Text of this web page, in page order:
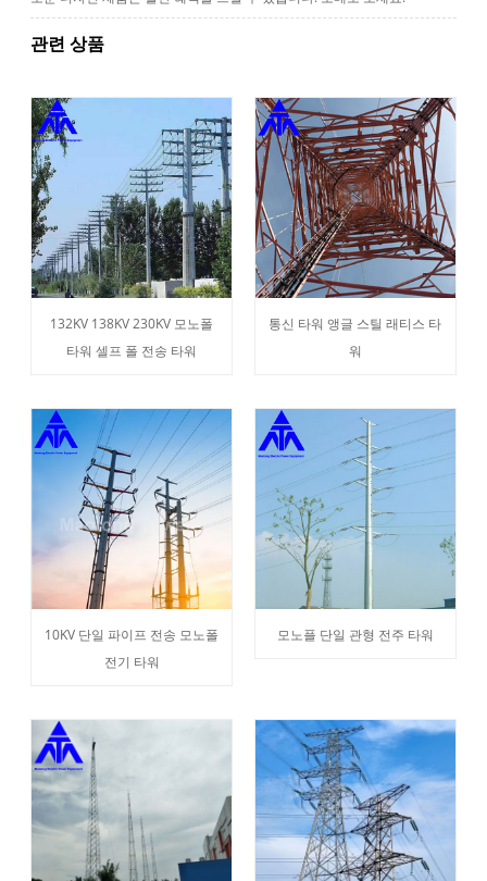
관련 상품
132KV 138KV 230KV 모노폴
타워 셀프 폴 전송 타워
통신 타워 앵글 스틸 래티스 타
워
10KV 단일 파이프 전송 모노폴
전기 타워
모노플 단일 관형 전주 타워